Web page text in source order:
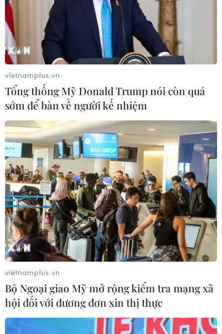
vietnamplus.vn
Tổng thống Mỹ Donald Trump nói còn quá
sớm để bàn về người kế nhiệm
vietnamplus.vn
Bộ Ngoại giao Mỹ mở rộng kiểm tra mạng xã
hội đối với đương đơn xin thị thực